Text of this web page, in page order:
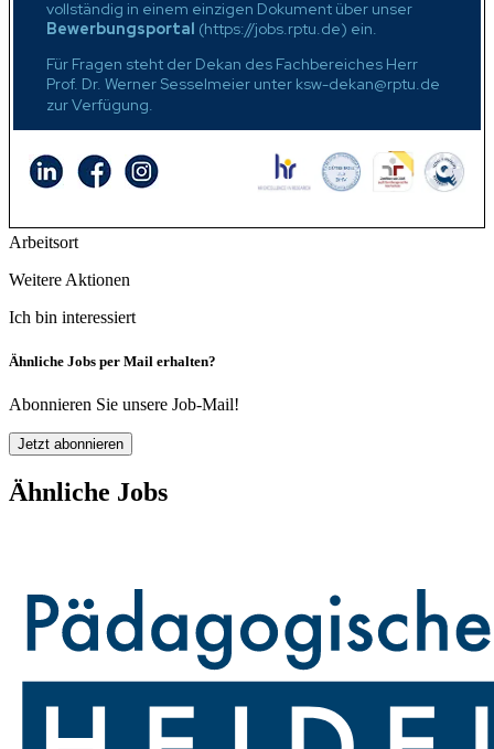
vollständig in einem einzigen Dokument über unser
Bewerbungsportal (https://jobs.rptu.de) ein.
Für Fragen steht der Dekan des Fachbereiches Herr
Prof. Dr. Werner Sesselmeier unter ksw-dekan@rptu.de
zur Verfügung.
Arbeitsort
Weitere Aktionen
Ich bin interessiert
Ähnliche Jobs per Mail erhalten?
Abonnieren Sie unsere Job-Mail!
Jetzt abonnieren
Ähnliche Jobs